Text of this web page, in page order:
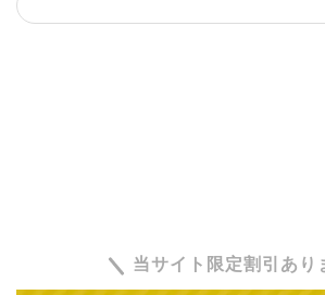
当サイト限定割引あり